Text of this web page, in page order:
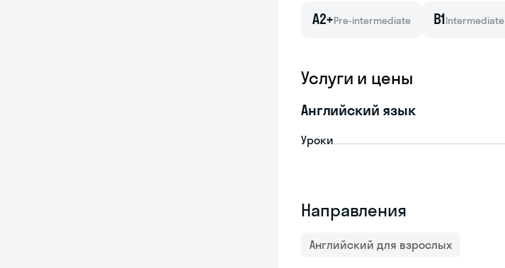
A2+Pre-intermediate B1Intermediate
Услуги и цены
Английский язык
Уроки
Направления
Английский для взрослых